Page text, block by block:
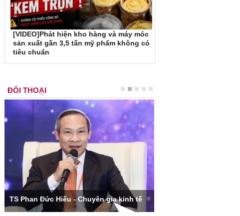
[VIDEO]Phát hiện kho hàng và máy móc
sản xuất gần 3,5 tấn mỹ phẩm không có
tiêu chuẩn
ĐỐI THOẠI
TS Phan Đức Hiếu - Chuyên gia kinh tế